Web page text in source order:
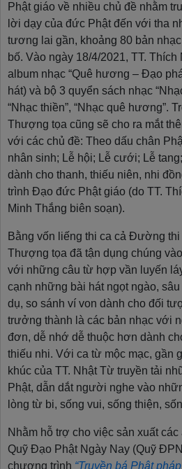
Phật giáo về nhiều chủ đề nhằm
lời dạy của đức Phật đến với tha
tương lai gần, khoảng 80 bản
bố. Vào ngày 18/4/2021, TT.
album nhạc “Quê hương – Đạo
hát) và bộ 3 quyển sách nhạc
“Nhạc thiền”, “Nhạc quê hương”.
Thượng tọa cũng sẽ cho ra mắt
với các chủ đề: Theo dấu chân
nhân sinh; Lễ hội; Lễ cưới; Lễ
dành cho thanh, thiếu niên, nhi
trình Đạo đức Phật giáo (do TT.
Minh Thắng biên soạn).
Bằng vốn liếng thi ca cả Đường
Thượng tọa đã tận dụng chúng
với những câu từ hợp vần luyến
cạnh những bài hát ngọt ngào,
dụ, so sánh ví von dành cho đối
trưởng thành là các bản nhạc với
đơn, dễ nhớ dễ thuộc hơn dành
thiếu nhi. Với ca từ mộc mạc, gần
khúc của TT. Nhật Từ truyền tải
Phật, dẫn dắt người nghe vào
lòng từ bi, sống vui, sống thiện,
Nhằm hỗ trợ cho việc sản xuất
Quỹ Đạo Phật Ngày Nay (Quỹ
chương trình “Truyền bá Phật